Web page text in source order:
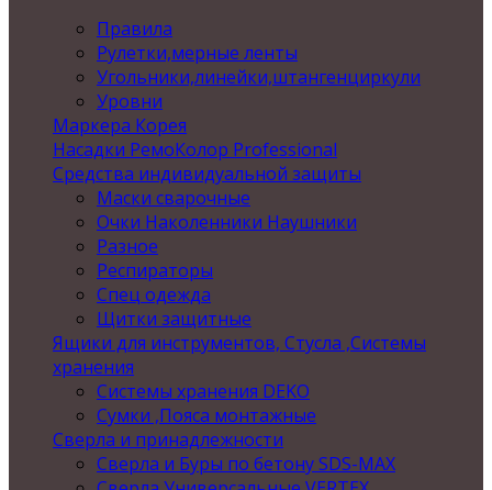
Правила
Рулетки,мерные ленты
Угольники,линейки,штангенциркули
Уровни
Маркера Корея
Насадки РемоКолор Professional
Средства индивидуальной защиты
Маски сварочные
Очки Наколенники Наушники
Разное
Респираторы
Спец одежда
Щитки защитные
Ящики для инструментов, Стусла ,Системы
хранения
Системы хранения DEKO
Сумки ,Пояса монтажные
Сверла и принадлежности
Сверла и Буры по бетону SDS-MAX